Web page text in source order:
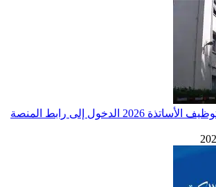
نتائج مسابقة توظيف الأساتذة 2026 الدخول إلى رابط المنصة